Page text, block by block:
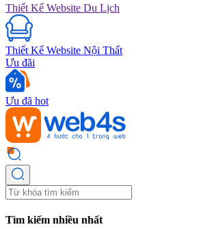
Thiết Kế Website Du Lịch
Thiết Kế Website Nội Thất
Ưu đãi
Ưu đã hot
Tìm kiếm nhiều nhất